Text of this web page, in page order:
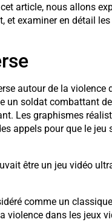
article, nous allons
et examiner en détail
autour de la violence
un soldat combattant
Les graphismes
appels pour que le jeu
être un jeu vidéo
comme un
violence dans les jeux